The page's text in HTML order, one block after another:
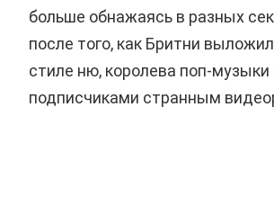
больше обнажаясь в разных
после того, как Бритни
стиле ню, королева поп-
подписчиками странным